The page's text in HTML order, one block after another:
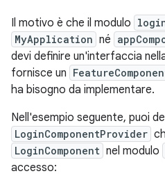
Il motivo è che il modulo
MyApplication né
devi definire un'interfaccia
fornisce un
ha bisogno da implementare.
Nell'esempio seguente, puoi
LoginComponentProvider
LoginComponent nel modulo
accesso: